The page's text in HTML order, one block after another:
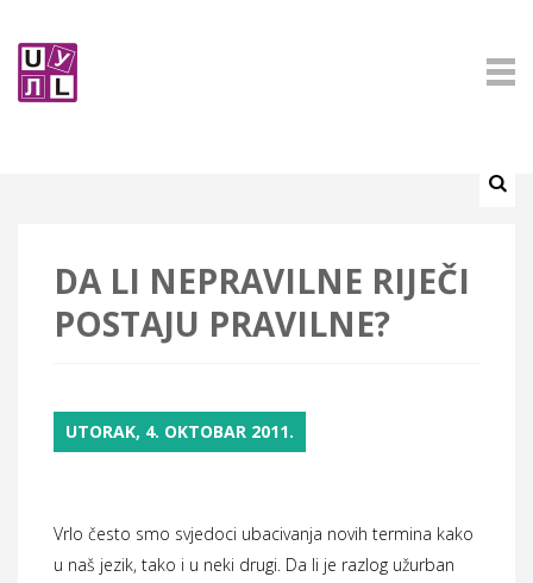
DA LI NEPRAVILNE RIJEČI
POSTAJU PRAVILNE?
UTORAK, 4. OKTOBAR 2011.
Vrlo često smo svjedoci ubacivanja novih termina kako
u naš jezik, tako i u neki drugi. Da li je razlog užurban